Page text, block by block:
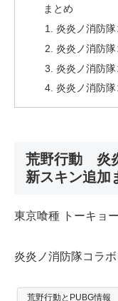
まとめ
炎炎ノ消防
炎炎ノ消防
炎炎ノ消防
炎炎ノ消防
荒野行動 炎
新スキン追加
東京喰種 トーキョ
炎炎ノ消防隊コラボ
荒野行動とPUBG情報